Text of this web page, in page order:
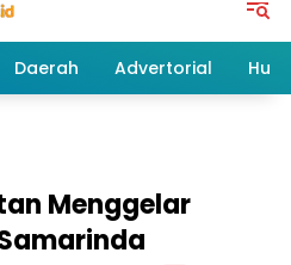
Daerah Advertorial
Menggelar